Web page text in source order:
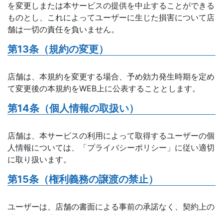
を変更しまたは本サービスの提供を中止することができる
ものとし、これによってユーザーに生じた損害について店
舗は一切の責任を負いません。
第13条（規約の変更）
店舗は、本規約を変更する場合、予め効力発生時期を定め
て変更後の本規約をWEB上に公表することとします。
第14条（個人情報の取扱い）
店舗は、本サービスの利用によって取得するユーザーの個
人情報については、「プライバシーポリシー」に従い適切
に取り扱います。
第15条（権利義務の譲渡の禁止）
ユーザーは、店舗の書面による事前の承諾なく、契約上の